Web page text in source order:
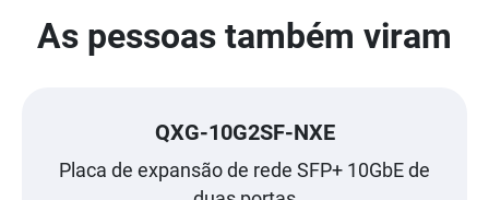
As pessoas também viram
QXG-10G2SF-NXE
Placa de expansão de rede SFP+ 10GbE de